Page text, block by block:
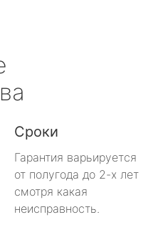
Сроки
Гарантия варьируется
от полугода до 2-х лет
смотря какая
неисправность.